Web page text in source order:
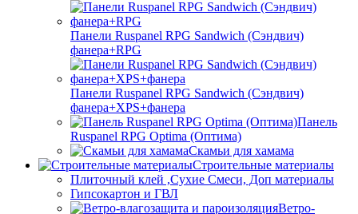
Панели Ruspanel RPG Sandwich (Сэндвич)
фанера+RPG
Панели Ruspanel RPG Sandwich (Сэндвич)
фанера+XPS+фанера
Панель
Ruspanel RPG Optima (Оптима)
Скамьи для хамама
Строительные материалы
Плиточный клей ,Сухие Смеси, Доп материалы
Гипсокартон и ГВЛ
Ветро-